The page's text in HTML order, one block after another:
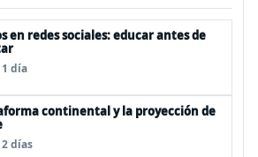
en redes sociales: educar antes de
1 día
continental y la proyección de
2 días